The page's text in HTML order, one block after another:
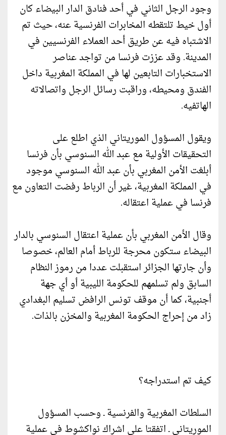
وجود الرجل الثاني في أحد فنادق الدار البيضاء كان
أول خيط تلتقطه المخابرات الفرنسية عنه، حيث تم
الاشتباه فيه عن طريق أحد العملاء الفرنسيين في
المدينة. وقد عززت فرنسا من تواجد عناصر
الاستخبارات التابعين لها في المملكة المغربية داخل
الفندق ومحيطه، وراقبت رسائل الرجل واتصالاته
الهاتفيه.
ويقول المسؤول الموريتاني الذي اطلع على
التحقيقات الأولية مع عبد الله السنوسي بأن فرنسا
أبلغت الأمن المغربي بأن عبد الله السنوسي موجود
في المملكة المغربية، غير أن الرباط رفضت التعاون مع
فرنسا في عملية اعتقاله.
وقال الأمن المغربي بأن عملية اعتقال السنوسي بالدار
البيضاء ستكون محرجة للرباط أمام العالم، خصوصا
وأن جارتها الجزائر استقبلت عددا من رموز النظام
السابق ولم تسلمهم للحكومة الليبية أو أي جهة
أجنبية، كما أن موقف تونس الرافض تسليم البغدادي
زاد من إحراج الحكومة المغربية والمخزن بالذات.
كيف تم استدراجه؟
السلطات المغربية والفرنسية ـ وحسب المسؤول
الموريتاني ـ اتفقتا على اشراك نواكشوط في عملية